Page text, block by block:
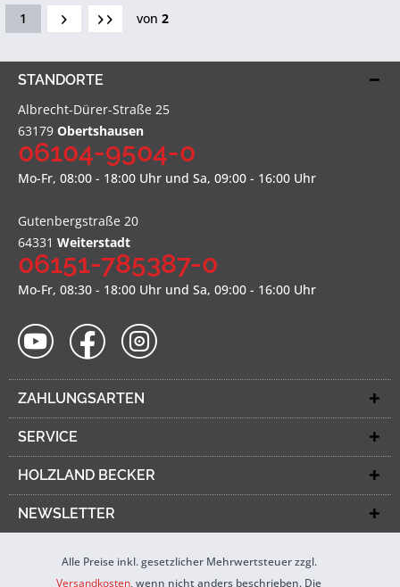
1 von 2
STANDORTE
Albrecht-Dürer-Straße 25
63179 Obertshausen
06104-9504-0
Mo-Fr, 08:00 - 18:00 Uhr und Sa, 09:00 - 16:00 Uhr
Gutenbergstraße 20
64331 Weiterstadt
06151-785387-0
Mo-Fr, 08:30 - 18:00 Uhr und Sa, 09:00 - 16:00 Uhr
ZAHLUNGSARTEN
SERVICE
HOLZLAND BECKER
NEWSLETTER
Alle Preise inkl. gesetzlicher Mehrwertsteuer zzgl.
Versandkosten, wenn nicht anders beschrieben. Die